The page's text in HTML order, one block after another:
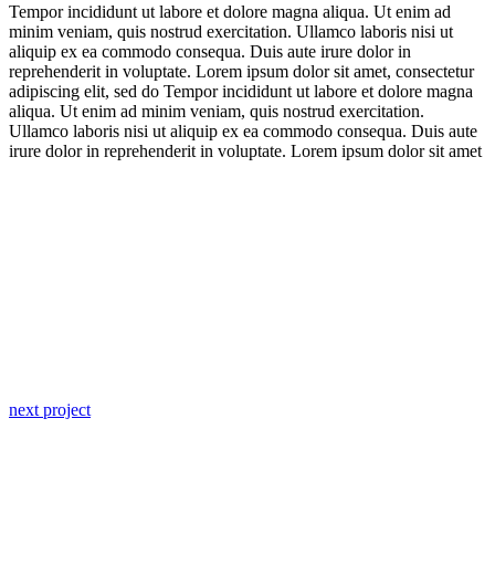
Tempor incididunt ut labore et dolore magna aliqua. Ut enim ad
minim veniam, quis nostrud exercitation. Ullamco laboris nisi ut
aliquip ex ea commodo consequa. Duis aute irure dolor in
reprehenderit in voluptate. Lorem ipsum dolor sit amet, consectetur
adipiscing elit, sed do Tempor incididunt ut labore et dolore magna
aliqua. Ut enim ad minim veniam, quis nostrud exercitation.
Ullamco laboris nisi ut aliquip ex ea commodo consequa. Duis aute
irure dolor in reprehenderit in voluptate. Lorem ipsum dolor sit amet
next project